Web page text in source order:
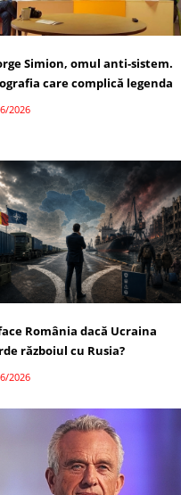
Simion, omul anti-sistem.
care complică legenda
2026
România dacă Ucraina
războiul cu Rusia?
2026